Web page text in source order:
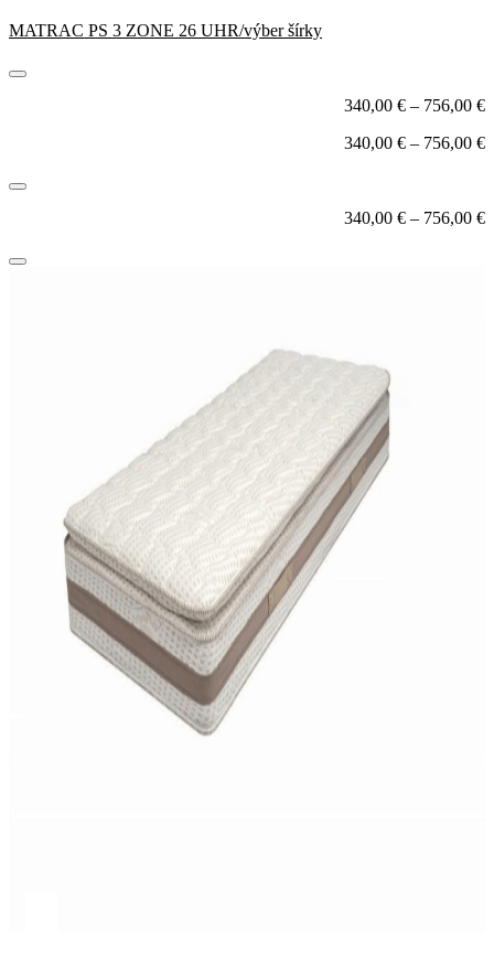
MATRAC PS 3 ZONE 26 UHR/výber šírky
340,00 € – 756,00 €
340,00 € – 756,00 €
340,00 € – 756,00 €